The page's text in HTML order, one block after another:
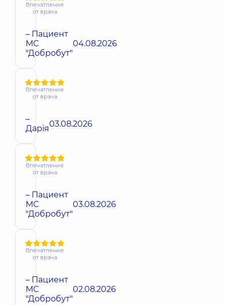
Впечатление
от врача
– Пациент
МС
"Добробут"
04.08.2026
Впечатление
от врача
–
Дарія03.08.2026
Впечатление
от врача
– Пациент
МС
"Добробут"
03.08.2026
Впечатление
от врача
– Пациент
МС
"Добробут"
02.08.2026